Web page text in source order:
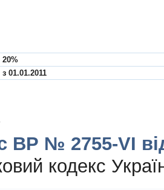
20%
з 01.01.2011
ВР № 2755-VI
кодекс